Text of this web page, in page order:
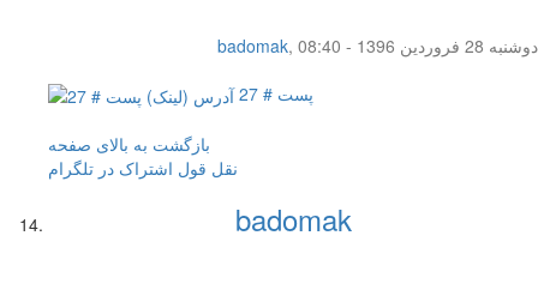
badomak,
دوشنبه 28 فروردین 1396 - 08:40
پست # 27
بازگشت به بالای صفحه
نقل قول اشتراک در تلگرام
badomak